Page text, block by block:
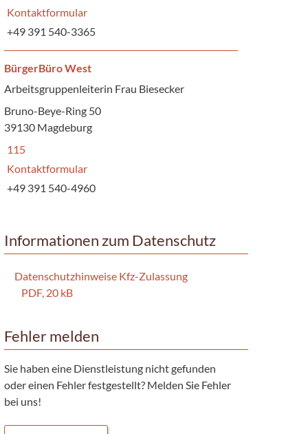
Kontaktformular
+49 391 540-3365
BürgerBüro West
Arbeitsgruppenleiterin Frau Biesecker
Bruno-Beye-Ring 50
39130 Magdeburg
115
Kontaktformular
+49 391 540-4960
Informationen zum Datenschutz
Datenschutzhinweise Kfz-Zulassung
PDF, 20 kB
Fehler melden
Sie haben eine Dienstleistung nicht gefunden
oder einen Fehler festgestellt? Melden Sie Fehler
bei uns!